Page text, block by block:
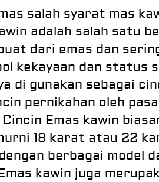
salah syarat mas
adalah salah satu
dari emas dan
kekayaan dan status
di gunakan sebagai
pernikahan oleh
Emas kawin
18 karat atau 22
berbagai model
kawin juga